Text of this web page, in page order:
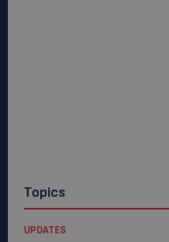
Topics
UPDATES